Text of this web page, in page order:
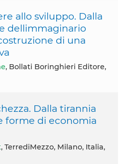
allo sviluppo. Dalla
dellimmaginario
di una
, Bollati Boringhieri Editore,
Dalla tirannia
forme di economia
, TerrediMezzo, Milano, Italia,